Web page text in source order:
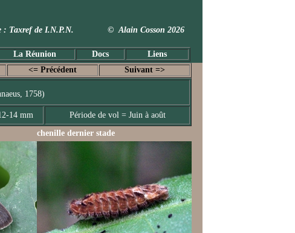
: Taxref de I.N.P.N. © Alain Cosson 2026
La Réunion Docs Liens
<= Précédent Suivant =>
1758)
14 mm
Période de vol = Juin à août
chenille dernier stade